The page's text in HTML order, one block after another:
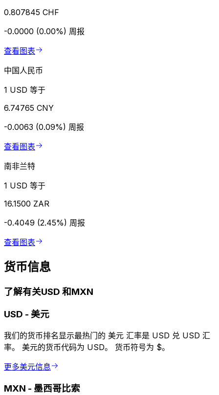
0.807845 CHF
-0.0000 (0.00%) 周报
查看图表
中国人民币
1 USD 等于
6.74765 CNY
-0.0063 (0.09%) 周报
查看图表
南非兰特
1 USD 等于
16.1500 ZAR
-0.4049 (2.45%) 周报
查看图表
货币信息
了解有关USD 和MXN
USD - 美元
我们的货币排名显示最热门的 美元 汇率是 USD 兑 USD 汇
率。 美元的货币代码为 USD。 货币符号为 $。
更多美元信息
MXN - 墨西哥比索